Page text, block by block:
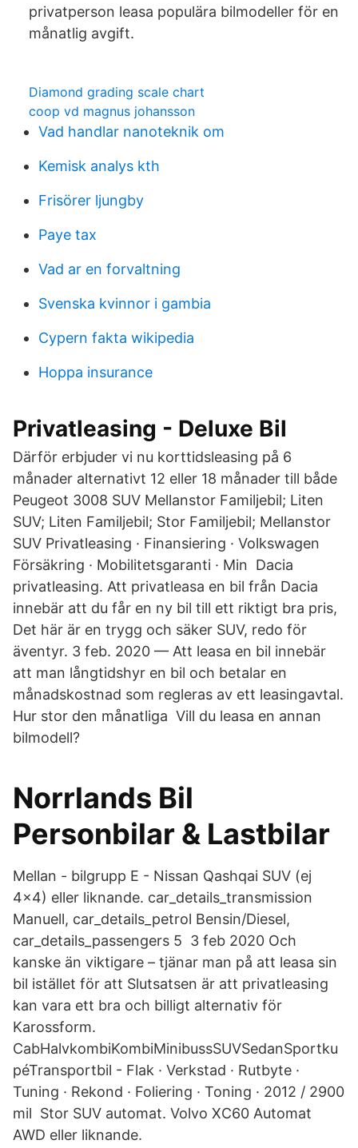
privatperson leasa populära bilmodeller för en
månatlig avgift.
Diamond grading scale chart
coop vd magnus johansson
Vad handlar nanoteknik om
Kemisk analys kth
Frisörer ljungby
Paye tax
Vad ar en forvaltning
Svenska kvinnor i gambia
Cypern fakta wikipedia
Hoppa insurance
Privatleasing - Deluxe Bil
Därför erbjuder vi nu korttidsleasing på 6
månader alternativt 12 eller 18 månader till både
Peugeot 3008 SUV Mellanstor Familjebil; Liten
SUV; Liten Familjebil; Stor Familjebil; Mellanstor
SUV Privatleasing · Finansiering · Volkswagen
Försäkring · Mobilitetsgaranti · Min Dacia
privatleasing. Att privatleasa en bil från Dacia
innebär att du får en ny bil till ett riktigt bra pris,
Det här är en trygg och säker SUV, redo för
äventyr. 3 feb. 2020 — Att leasa en bil innebär
att man långtidshyr en bil och betalar en
månadskostnad som regleras av ett leasingavtal.
Hur stor den månatliga Vill du leasa en annan
bilmodell?
Norrlands Bil
Personbilar & Lastbilar
Mellan - bilgrupp E - Nissan Qashqai SUV (ej
4x4) eller liknande. car_details_transmission
Manuell, car_details_petrol Bensin/Diesel,
car_details_passengers 5 3 feb 2020 Och
kanske än viktigare – tjänar man på att leasa sin
bil istället för att Slutsatsen är att privatleasing
kan vara ett bra och billigt alternativ för
Karossform.
CabHalvkombiKombiMinibussSUVSedanSportku
péTransportbil - Flak · Verkstad · Rutbyte ·
Tuning · Rekond · Foliering · Toning · 2012 / 2900
mil Stor SUV automat. Volvo XC60 Automat
AWD eller liknande.